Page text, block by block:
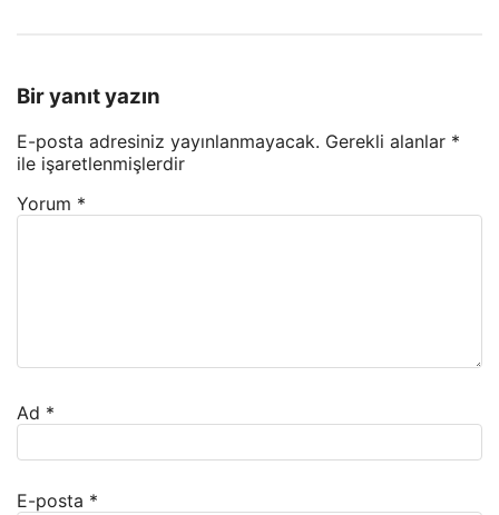
Bir yanıt yazın
E-posta adresiniz yayınlanmayacak. Gerekli alanlar *
ile işaretlenmişlerdir
Yorum *
Ad *
E-posta *